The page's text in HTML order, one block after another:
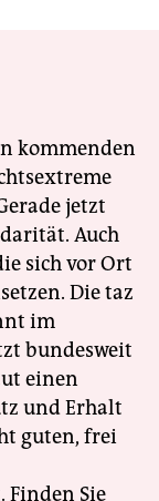
kommenden
jetzt
Auch
sich vor Ort
Die taz
im
bundesweit
einen
und Erhalt
guten, frei
Finden Sie